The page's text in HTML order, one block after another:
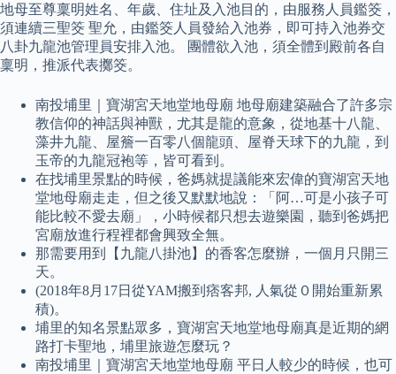
地母至尊稟明姓名、年歲、住址及入池目的，由服務人員鑑筊，
須連續三聖筊 聖允，由鑑筊人員發給入池券，即可持入池券交
八卦九龍池管理員安排入池。 團體欲入池，須全體到殿前各自
稟明，推派代表擲筊。
南投埔里｜寶湖宮天地堂地母廟 地母廟建築融合了許多宗
教信仰的神話與神獸，尤其是龍的意象，從地基十八龍、
藻井九龍、屋簷一百零八個龍頭、屋脊天球下的九龍，到
玉帝的九龍冠袍等，皆可看到。
在找埔里景點的時候，爸媽就提議能來宏偉的寶湖宮天地
堂地母廟走走，但之後又默默地說：「阿…可是小孩子可
能比較不愛去廟」，小時候都只想去遊樂園，聽到爸媽把
宮廟放進行程裡都會興致全無。
那需要用到【九龍八掛池】的香客怎麼辦，一個月只開三
天。
(2018年8月17日從YAM搬到痞客邦, 人氣從０開始重新累
積)。
埔里的知名景點眾多，寶湖宮天地堂地母廟真是近期的網
路打卡聖地，埔里旅遊怎麼玩？
南投埔里｜寶湖宮天地堂地母廟 平日人較少的時候，也可